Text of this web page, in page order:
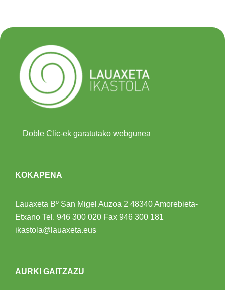
Doble Clic-ek garatutako webgunea
KOKAPENA
Lauaxeta Bº San Migel Auzoa 2 48340 Amorebieta-
Etxano Tel. 946 300 020 Fax 946 300 181
ikastola@lauaxeta.eus
AURKI GAITZAZU